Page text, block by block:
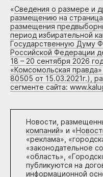
«Сведения о размере и
размещению на
размещения
период избирательной
Государственную Думу
Российской Федерации
18 – 20 сентября 2026
«Комсомольская
80505 от 15.03.2021г.),
сегменте сайта:
Новости,
компаний» и «
«реклама»,
«законодательное
«область»,
публикуются на
информационной